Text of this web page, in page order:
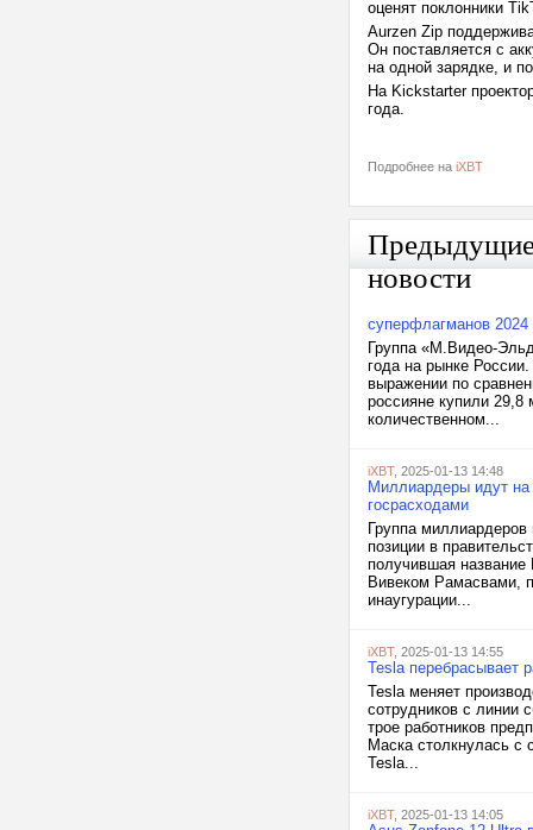
оценят поклонники
Aurzen Zip
Он поставляется с
на одной зарядке, и
На Kickstarter
года.
Подробнее на iXBT
новости
суперфлагманов 2024
Группа «М.Видео-
года на рынке
выражении по
россияне купили
количественном...
iXBT, 2025-01-13 14:48
Миллиардеры идут
госрасходами
Группа миллиардеров
позиции в
получившая
Вивеком Рамасвами,
инаугурации...
iXBT, 2025-01-13 14:55
Tesla перебрасывает
Tesla меняет
сотрудников с линии
трое работников
Маска столкнулась
Tesla...
iXBT, 2025-01-13 14:05